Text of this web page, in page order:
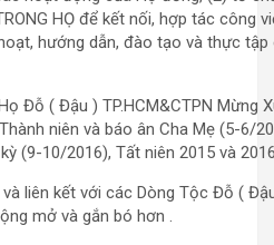
HỌ để kết nối, hợp tác công
hướng dẫn, đào tạo và thực
( Đậu ) TP.HCM&CTPN Mừng
niên và báo ân Cha Mẹ (5-6/
(9-10/2016), Tất niên 2015 và
liên kết với các Dòng Tộc Đỗ (
mở và gắn bó hơn .